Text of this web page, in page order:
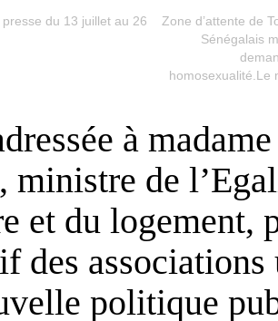
du 13 juillet au 26
Zone d’attente de
Sénégalais
homosexualité.Le
à
de
et du logement,
des associations
politique